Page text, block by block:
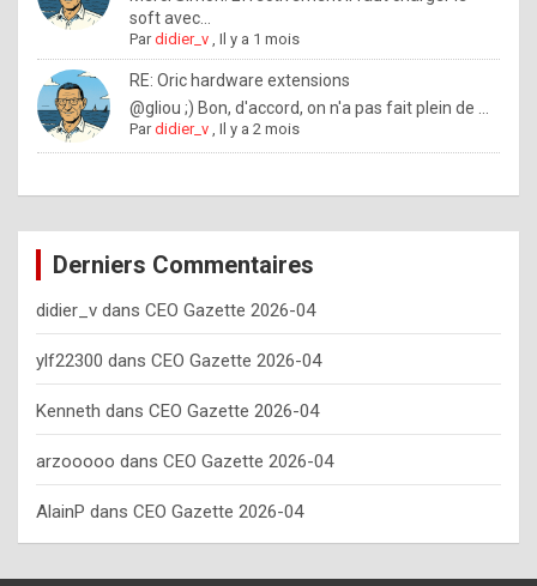
w
h
o
w
o
e
y
o
u
s
h
o
soft avec...
Pardidier_v ,Il y a 1 mois
RE: Oric hardware extensions
@gliou ;) Bon, d'accord, on n'a pas fait plein de ...
Pardidier_v ,Il y a 2 mois
Derniers Commentaires
didier_v dans CEO Gazette 2026-04
ylf22300 dans CEO Gazette 2026-04
Kenneth dans CEO Gazette 2026-04
arzooooo dans CEO Gazette 2026-04
AlainP dans CEO Gazette 2026-04